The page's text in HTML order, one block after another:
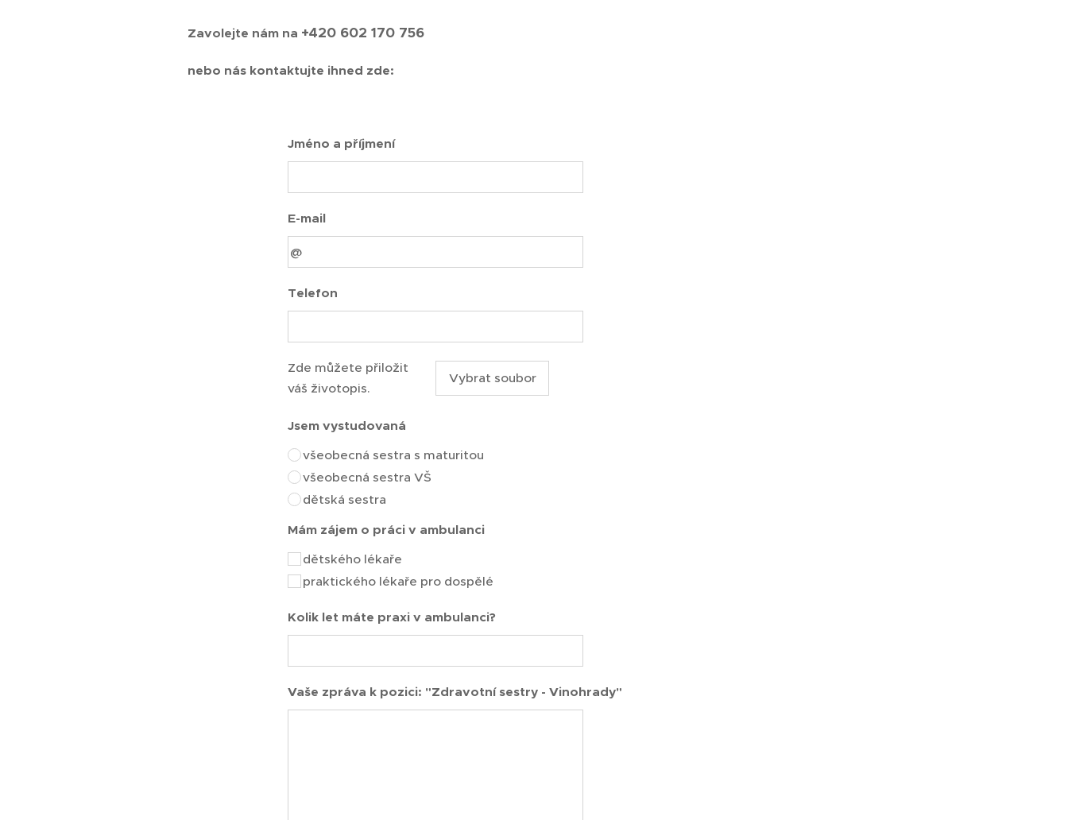
Zavolejte nám na +420 602 170 756
nebo nás kontaktujte ihned zde:
Jméno a příjmení
E-mail
Telefon
Zde můžete přiložit
váš životopis.
Vybrat soubor
Jsem vystudovaná
všeobecná sestra s maturitou
všeobecná sestra VŠ
dětská sestra
Mám zájem o práci v ambulanci
dětského lékaře
praktického lékaře pro dospělé
Kolik let máte praxi v ambulanci?
Vaše zpráva k pozici: "Zdravotní sestry - Vinohrady"